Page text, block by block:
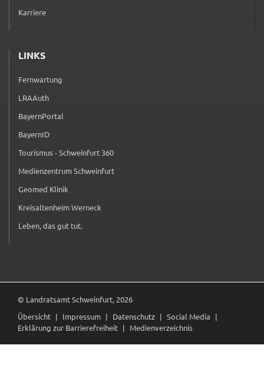
Karriere
LINKS
Fernwartung
(externer Link, öffnet in neuem Tab)
LRAAuth
(externer Link, öffnet in neuem Tab)
BayernPortal
(externer Link, öffnet in neuem Tab)
BayernID
(externer Link, öffnet in neuem Tab)
Tourismus - Schweinfurt 360
(externer Link, öffnet in neuem Tab)
Medienzentrum Schweinfurt
(externer Link, öffnet in neuem Tab)
Geomed Klinik
(externer Link, öffnet in neuem Tab)
Kreisaltenheim Werneck
(externer Link, öffnet in neuem Tab)
Leben, das gut tut.
(externer Link, öffnet in neuem Tab)
© Landratsamt Schweinfurt, 2026
Übersicht
Impressum Datenschutz
Social Media
Erklärung zur Barrierefreiheit
Medienverzeichnis